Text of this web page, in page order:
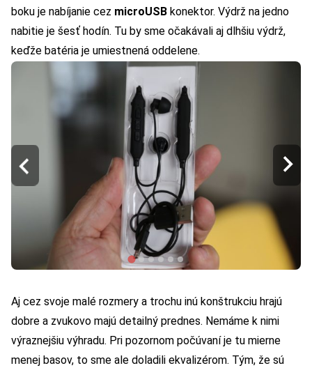
boku je nabíjanie cez microUSB konektor. Výdrž na jedno
nabitie je šesť hodín. Tu by sme očakávali aj dlhšiu výdrž,
keďže batéria je umiestnená oddelene.
Aj cez svoje malé rozmery a trochu inú konštrukciu hrajú
dobre a zvukovo majú detailný prednes. Nemáme k nimi
výraznejšiu výhradu. Pri pozornom počúvaní je tu mierne
menej basov, to sme ale doladili ekvalizérom. Tým, že sú